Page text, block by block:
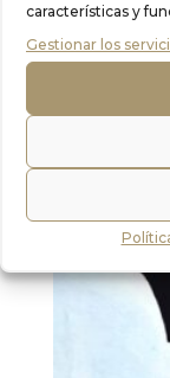
características y
Gestionar los
Mostrando el